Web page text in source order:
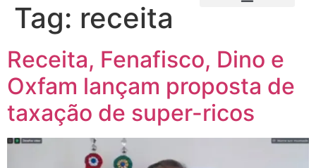
Tag: receita
Receita, Fenafisco, Dino e
Oxfam lançam proposta de
taxação de super-ricos